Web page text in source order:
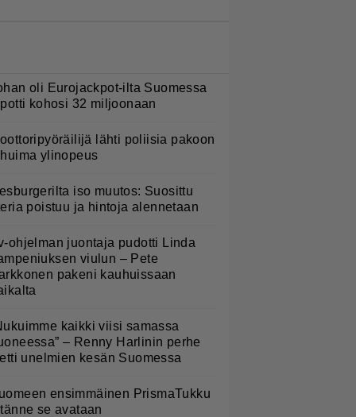
oli Eurojackpot-ilta Suomessa
kohosi 32 miljoonaan
lähti poliisia pakoon
ylinopeus
iso muutos: Suosittu
poistuu ja hintoja alennetaan
ohjelman juontaja pudotti Linda
viulun – Pete
pakeni kauhuissaan
kaikki viisi samassa
– Renny Harlinin perhe
unelmien kesän Suomessa
ensimmäinen PrismaTukku
se avataan